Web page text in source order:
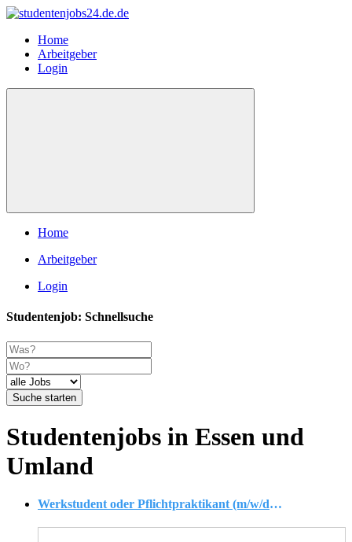
Home
Arbeitgeber
Login
Home
Arbeitgeber
Login
Studentenjob: Schnellsuche
Suche starten
Studentenjobs in Essen und
Umland
Werkstudent oder Pflichtpraktikant (m/w/d) im Bereich Softwareentwicklung